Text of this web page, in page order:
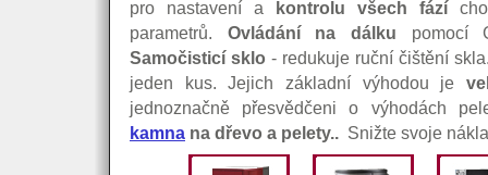
pro nastavení a kontrolu všech fází
parametrů. Ovládání na dálku pomocí
Samočisticí sklo - redukuje ruční čištění
jeden kus. Jejich základní výhodou je
jednoznačně přesvědčeni o výhodách
kamna na dřevo a pelety.. Snižte svoje